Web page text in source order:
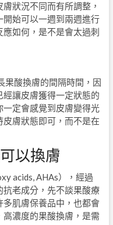
狀況不同而有所調整，
始可以一週到兩週進行
如何，是不是會太過刺
果酸換膚的間隔時間，因
讓皮膚獲得一定狀態的
定會感覺到皮膚變得光
膚狀態即可，而不是在
以換膚
acids, AHAs），經過
老成分，先不談果酸療
肌膚保養品中，也都會
濃度的果酸換膚，是需